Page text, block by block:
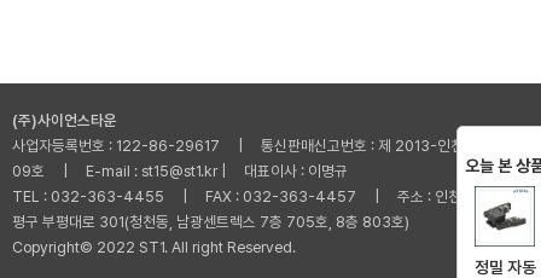
(주)사이언스타운
사업자등록번호 : 122-86-29617 | 통신판매신고번호 : 제 2013-인천부평-001
09호 | E-mail : st15@st1.kr | 대표이사 : 이명규
TEL : 032-363-4455 | FAX : 032-363-4457 | 주소 : 인천광역시 부
평구 부평대로 301(청천동, 남광센트렉스 7층 705호, 8층 803호)
Copyright© 2022 ST1. All right Reserved.
오늘 본 상
정밀 자동